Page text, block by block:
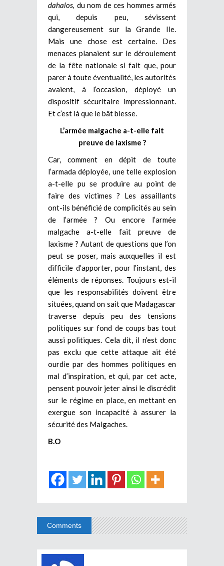
dahalos, du nom de ces hommes armés
qui, depuis peu, sévissent
dangereusement sur la Grande Ile.
Mais une chose est certaine. Des
menaces planaient sur le déroulement
de la fête nationale si fait que, pour
parer à toute éventualité, les autorités
avaient, à l’occasion, déployé un
dispositif sécuritaire impressionnant.
Et c’est là que le bât blesse.
L’armée malgache a-t-elle fait
preuve de laxisme ?
Car, comment en dépit de toute
l’armada déployée, une telle explosion
a-t-elle pu se produire au point de
faire des victimes ? Les assaillants
ont-ils bénéficié de complicités au sein
de l’armée ? Ou encore l’armée
malgache a-t-elle fait preuve de
laxisme ? Autant de questions que l’on
peut se poser, mais auxquelles il est
difficile d’apporter, pour l’instant, des
éléments de réponses. Toujours est-il
que les responsabilités doivent être
situées, quand on sait que Madagascar
traverse depuis peu des tensions
politiques sur fond de coups bas tout
aussi politiques. Cela dit, il n’est donc
pas exclu que cette attaque ait été
ourdie par des hommes politiques en
mal d’inspiration, et qui, par cet acte,
pensent pouvoir jeter ainsi le discrédit
sur le régime en place, en mettant en
exergue son incapacité à assurer la
sécurité des Malgaches.
B.O
Comments